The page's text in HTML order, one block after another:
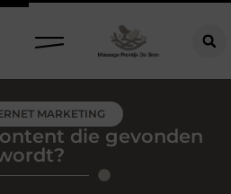
MARKETING
die gevonden